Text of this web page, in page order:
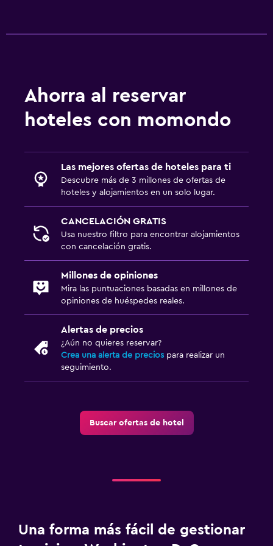
JardínAhorra al reservar
hoteles con momondo
Las mejores ofertas de hoteles para ti
Descubre más de 3 millones de ofertas de
hoteles y alojamientos en un solo lugar.
CANCELACIÓN GRATIS
Usa nuestro filtro para encontrar alojamientos
con cancelación gratis.
Millones de opiniones
Mira las puntuaciones basadas en millones de
opiniones de huéspedes reales.
Alertas de precios
¿Aún no quieres reservar?
Crea una alerta de precios para realizar un
seguimiento.
Buscar ofertas de hotel
Una forma más fácil de gestionar